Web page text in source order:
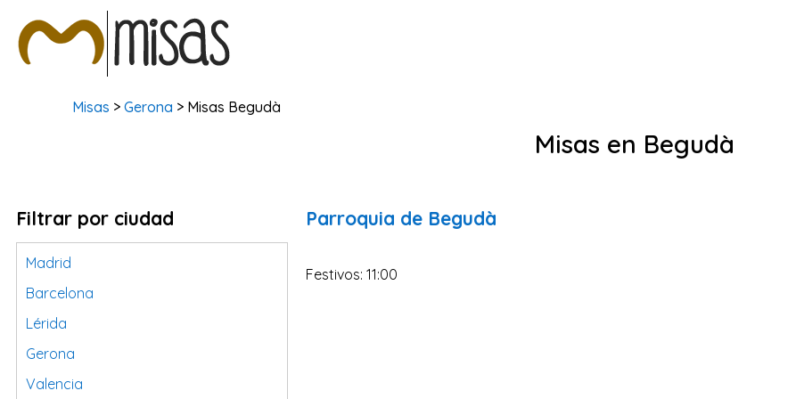
Misas >Gerona > Misas Begudà
Misas en Begudà
Filtrar por ciudad
Madrid
Barcelona
Lérida
Gerona
Valencia
Parroquia de Begudà
Festivos: 11:00